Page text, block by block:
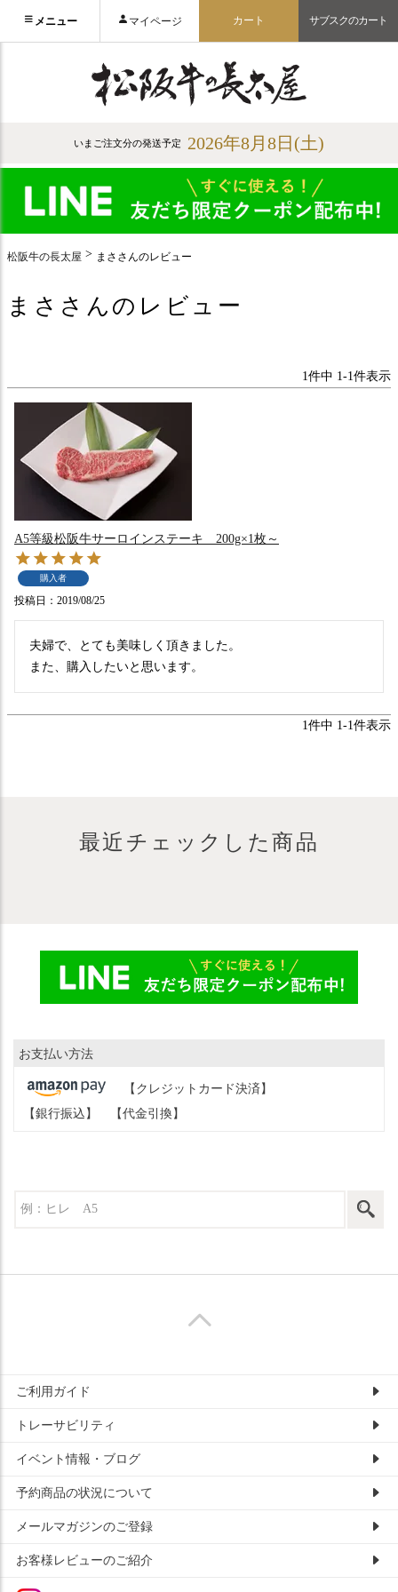
メニュー マイページ カート サブスクのカート
いまご注文分の発送予定 2026年8月8日(土)
松阪牛の長太屋 まささんのレビュー
まささんのレビュー
1件中 1-1件表示
A5等級松阪牛サーロインステーキ 200g×1枚～
購入者
投稿日 2019/08/25
夫婦で、とても美味しく頂きました。
また、購入したいと思います。
1件中 1-1件表示
最近チェックした商品
お支払い方法
【クレジットカード決済】
【銀行振込】
【代金引換】
ご利用ガイド
トレーサビリティ
イベント情報・ブログ
予約商品の状況について
メールマガジンのご登録
お客様レビューのご紹介